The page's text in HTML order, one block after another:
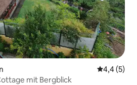
4,4 (5)
Dhanaulti Cottage mit Bergblick